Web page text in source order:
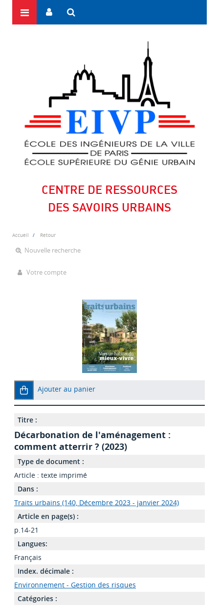
CENTRE DE RESSOURCES
DES SAVOIRS URBAINS
Accueil Retour
Nouvelle recherche
Votre compte
Ajouter au panier
Titre :
Décarbonation de l'aménagement :
comment atterrir ? (2023)
Type de document :
Article : texte imprimé
Dans :
Traits urbains (140, Décembre 2023 - janvier 2024)
Article en page(s) :
p.14-21
Langues:
Français
Index. décimale :
Environnement - Gestion des risques
Catégories :